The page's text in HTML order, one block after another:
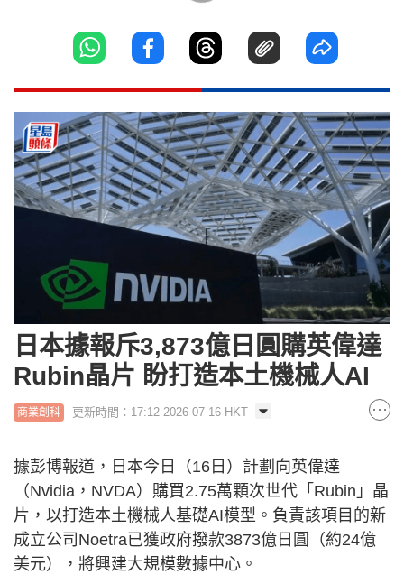
日本據報斥3,873億日圓購英偉達
Rubin晶片 盼打造本土機械人AI
商業創科 更新時間：17:12 2026-07-16 HKT
據彭博報道，日本今日（16日）計劃向英偉達
（Nvidia，NVDA）購買2.75萬顆次世代「Rubin」晶
片，以打造本土機械人基礎AI模型。負責該項目的新
成立公司Noetra已獲政府撥款3873億日圓（約24億
美元），將興建大規模數據中心。